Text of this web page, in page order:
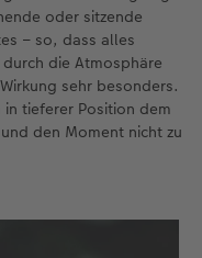
oder sitzende
– so, dass alles
die Atmosphäre
sehr besonders.
tieferer Position dem
den Moment nicht zu